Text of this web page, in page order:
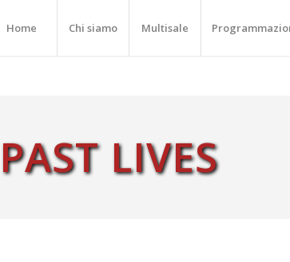
Home Chi siamo Multisale
PAST LIVES